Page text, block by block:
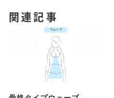
関連記事